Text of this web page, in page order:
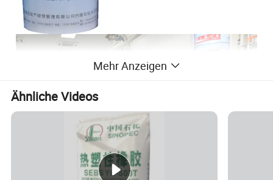
Mehr Anzeigen
Ähnliche Videos